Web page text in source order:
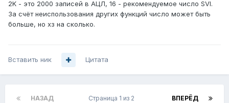
2K - это 2000 записей в АЦЛ, 16 - рекомендуемое число SVI.
За счёт неиспользования других функций число может быть
больше, но хз на сколько.
Вставить ник Цитата
НАЗАД ВПЕРЁД
Страница 1 из 2